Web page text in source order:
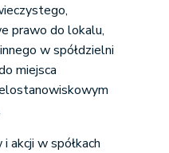
prawo do lokalu,
w spółdzielni
miejsca
akcji w spółkach